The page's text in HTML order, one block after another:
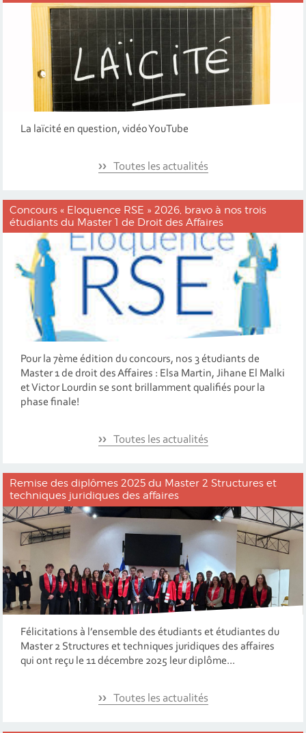
La laïcité en question, vidéo YouTube
Toutes les actualités
Concours « Eloquence RSE » 2026, bravo à nos trois
étudiants du Master 1 de Droit des Affaires
Pour la 7ème édition du concours, nos 3 étudiants de
Master 1 de droit des Affaires : Elsa Martin, Jihane El Malki
et Victor Lourdin se sont brillamment qualifiés pour la
phase finale!
Toutes les actualités
Remise des diplômes 2025 du Master 2 Structures et
techniques juridiques des affaires
Félicitations à l’ensemble des étudiants et étudiantes du
Master 2 Structures et techniques juridiques des affaires
qui ont reçu le 11 décembre 2025 leur diplôme...
Toutes les actualités